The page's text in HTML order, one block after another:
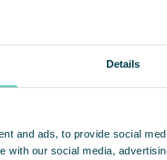
Details
and ads, to provide social
with our social media,
zijn we er
te
zijn getroffen